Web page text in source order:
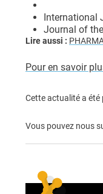
International
Journal of
Lire aussi :
Pour en savoir
Cette actualité a été
Vous pouvez nous